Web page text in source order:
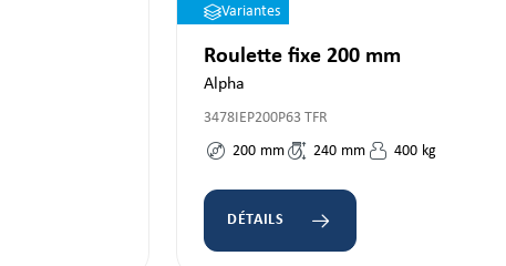
Variantes
Roulette fixe 200 mm
Alpha
3478IEP200P63 TFR
200 mm 240 mm 400 kg
DÉTAILS